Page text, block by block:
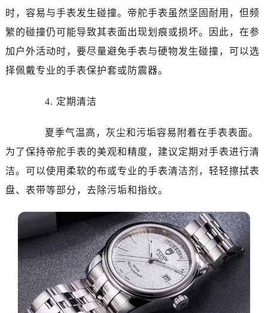
时，容易与手表发生碰撞。帝舵手表虽然坚固耐用，但频
繁的碰撞仍可能导致其表面出现划痕或损坏。因此，在参
加户外活动时，要尽量避免手表与硬物发生碰撞，可以选
择佩戴专业的手表保护套或防震器。
4. 定期清洁
夏季气温高，灰尘和污垢容易附着在手表表面。
为了保持帝舵手表的美观和精度，建议定期对手表进行清
洁。可以使用柔软的布或专业的手表清洁剂，轻轻擦拭表
盘、表带等部分，去除污垢和指纹。